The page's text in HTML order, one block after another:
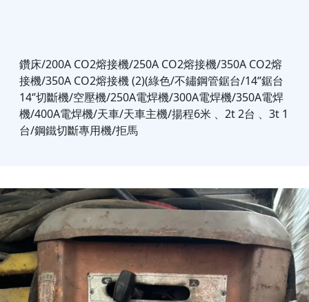
鑽床/200A CO2熔接機/250A CO2熔接機/350A CO2熔
接機/350A CO2熔接機 (2)(綠色/不鏽鋼管鋸台/14‘’鋸台
14‘’切斷機/空壓機/250A電焊機/300A電焊機/350A電焊
機/400A電焊機/天車/天車主機/揚程6米 、2t 2台 、3t 1
台/鋼鐵切斷專用機/拒馬